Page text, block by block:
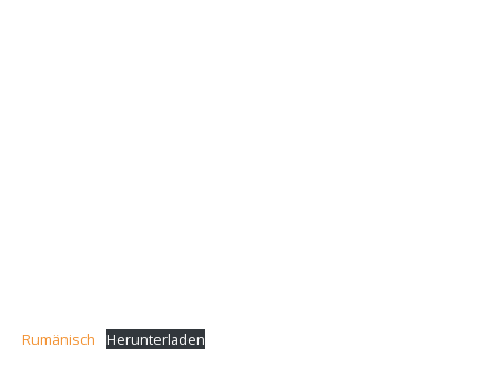
Rumänisch Herunterladen